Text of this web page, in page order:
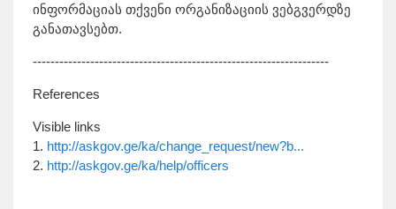
ინფორმაციას თქვენი ორგანიზაციის ვებგვერდზე
განათავსებთ.
-------------------------------------------------------------------
References
Visible links
1. http://askgov.ge/ka/change_request/new?b...
2. http://askgov.ge/ka/help/officers